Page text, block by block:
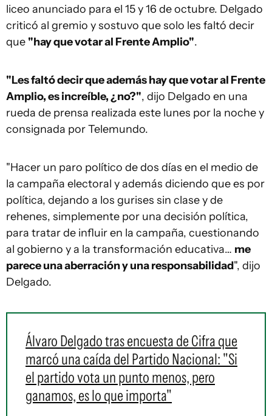
liceo anunciado para el 15 y 16 de octubre. Delgado
criticó al gremio y sostuvo que solo les faltó decir
que "hay que votar al Frente Amplio".
"Les faltó decir que además hay que votar al Frente
Amplio, es increíble, ¿no?", dijo Delgado en una
rueda de prensa realizada este lunes por la noche y
consignada por Telemundo.
"Hacer un paro político de dos días en el medio de
la campaña electoral y además diciendo que es por
política, dejando a los gurises sin clase y de
rehenes, simplemente por una decisión política,
para tratar de influir en la campaña, cuestionando
al gobierno y a la transformación educativa… me
parece una aberración y una responsabilidad", dijo
Delgado.
Álvaro Delgado tras encuesta de Cifra que
marcó una caída del Partido Nacional: "Si
el partido vota un punto menos, pero
ganamos, es lo que importa"